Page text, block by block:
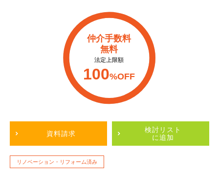
仲介手数料
無料
法定上限額
100%OFF
資料請求
検討リスト
に追加
リノベーション・リフォーム済み